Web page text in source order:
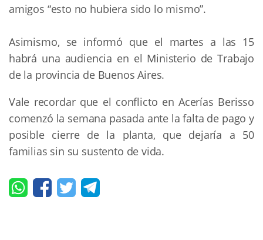
amigos “esto no hubiera sido lo mismo”.
Asimismo, se informó que el martes a las 15
habrá una audiencia en el Ministerio de Trabajo
de la provincia de Buenos Aires.
Vale recordar que el conflicto en Acerías Berisso
comenzó la semana pasada ante la falta de pago y
posible cierre de la planta, que dejaría a 50
familias sin su sustento de vida.